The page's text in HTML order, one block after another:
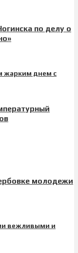
по делу о
молодежи